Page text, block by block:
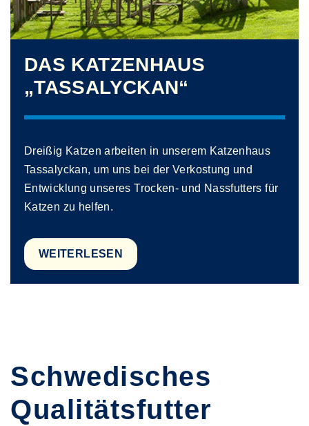
DAS KATZENHAUS
„TASSALYCKAN“
Dreißig Katzen arbeiten in unserem Katzenhaus
Tassalyckan, um uns bei der Verkostung und
Entwicklung unseres Trocken- und Nassfutters für
Katzen zu helfen.
WEITERLESEN
Schwedisches
Qualitätsfutter